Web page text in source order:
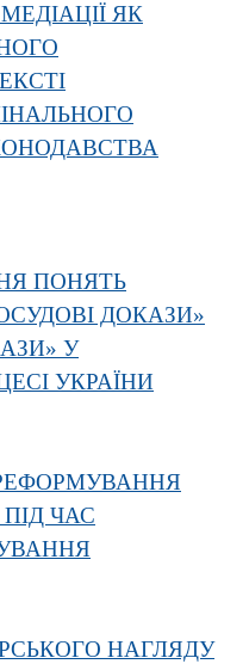
ЯК
ПОНЯТЬ
ДОКАЗИ»
У
УКРАЇНИ
ЧАС
НАГЛЯДУ